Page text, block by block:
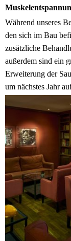
Während unseres
den sich im Bau
zusätzliche
außerdem sind ein
Erweiterung der
um nächstes Jahr